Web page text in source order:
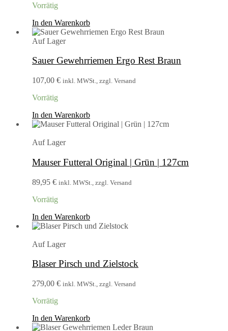
Vorrätig
In den Warenkorb
Auf Lager
Sauer Gewehrriemen Ergo Rest Braun
107,00 € inkl. MWSt., zzgl. Versand
Vorrätig
In den Warenkorb
Auf Lager
Mauser Futteral Original | Grün | 127cm
89,95 € inkl. MWSt., zzgl. Versand
Vorrätig
In den Warenkorb
Auf Lager
Blaser Pirsch und Zielstock
279,00 € inkl. MWSt., zzgl. Versand
Vorrätig
In den Warenkorb